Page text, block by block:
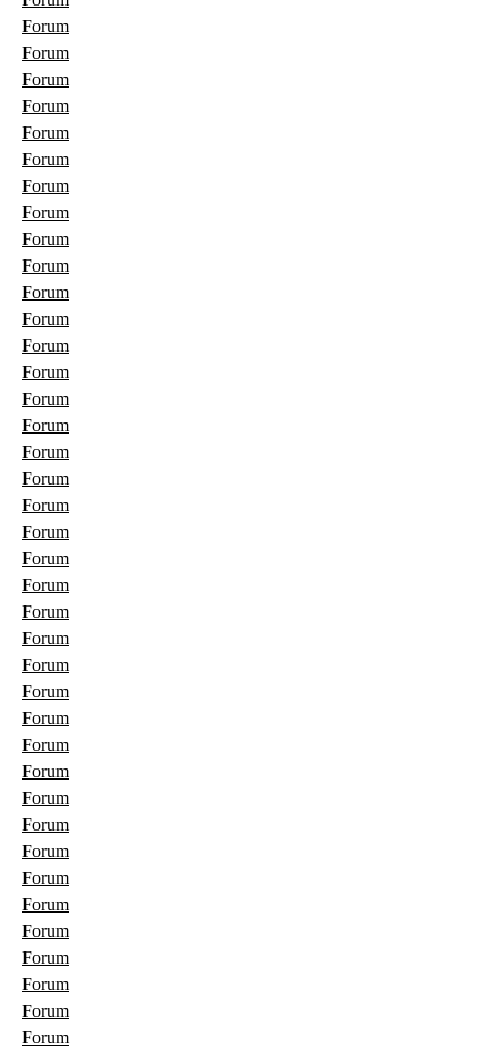
Forum
Forum
Forum
Forum
Forum
Forum
Forum
Forum
Forum
Forum
Forum
Forum
Forum
Forum
Forum
Forum
Forum
Forum
Forum
Forum
Forum
Forum
Forum
Forum
Forum
Forum
Forum
Forum
Forum
Forum
Forum
Forum
Forum
Forum
Forum
Forum
Forum
Forum
Forum